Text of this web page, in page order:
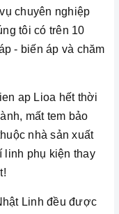
chuyên nghiệp
tôi có trên 10
- biến áp và chăm
ap Lioa hết thời
mất tem bảo
nhà sản xuất
linh phụ kiện thay
Linh đều được